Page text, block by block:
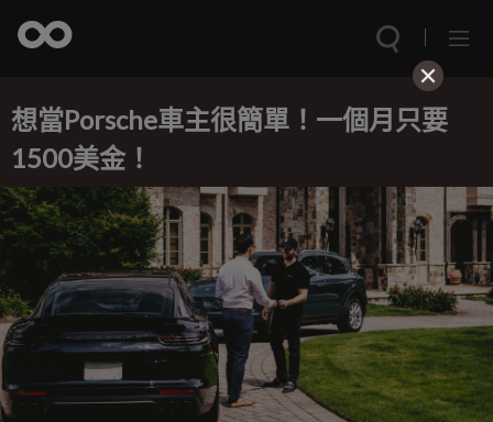
想當Porsche車主很簡單！一個月只要
1500美金！